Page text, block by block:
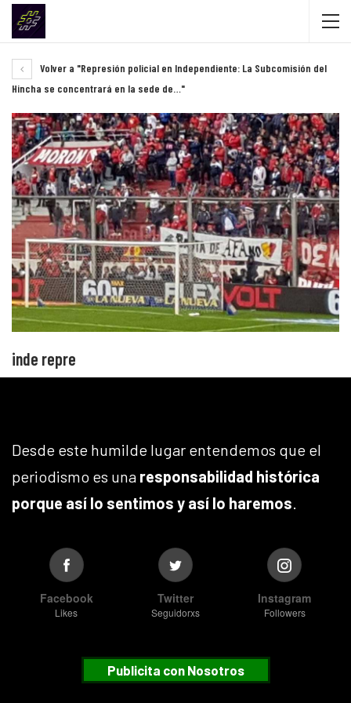
Volver a "Represión policial en Independiente: La Subcomisión del
Hincha se concentrará en la sede de…"
inde repre
Desde este humilde lugar entendemos que el
periodismo es una responsabilidad histórica
porque así lo sentimos y así lo haremos.
Facebook
Likes
Twitter
Seguidorxs
Instagram
Followers
Publicita con Nosotros